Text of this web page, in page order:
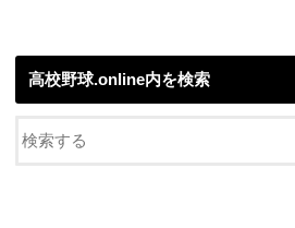
高校野球.online内を検索